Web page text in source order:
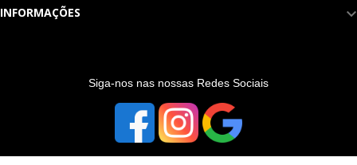
INFORMAÇÕES
Siga-nos nas nossas Redes Sociais